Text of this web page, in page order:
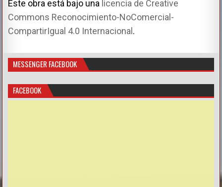
Este obra está bajo una licencia de Creative
Commons Reconocimiento-NoComercial-
CompartirIgual 4.0 Internacional .
MESSENGER FACEBOOK
FACEBOOK